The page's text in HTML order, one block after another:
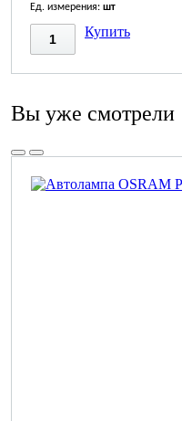
Ед. измерения: шт
Купить
Вы уже смотрели